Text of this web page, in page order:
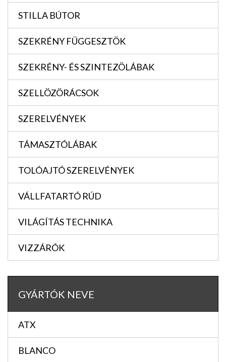
STILLA BÚTOR
SZEKRÉNY FÜGGESZTÖK
SZEKRÉNY- ÉS SZINTEZÖLÁBAK
SZELLÖZÖRÁCSOK
SZERELVÉNYEK
TÁMASZTÓLÁBAK
TOLÓAJTÓ SZERELVÉNYEK
VÁLLFATARTÓ RÚD
VILÁGÍTÁS TECHNIKA
VIZZÁRÓK
GYÁRTÓK NEVE
ATX
BLANCO